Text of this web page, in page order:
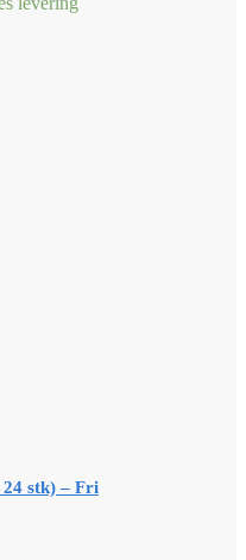
24 stk) – Fri